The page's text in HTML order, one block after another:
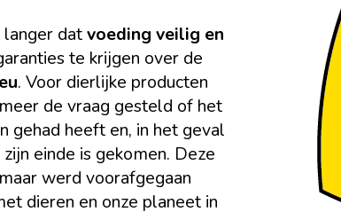
datvoeding veilig en
te krijgen over de
. Voor dierlijke producten
de vraag gesteld of het
gehad heeft en, in het geval
einde is gekomen. Deze
werd voorafgegaan
dieren en onze planeet in